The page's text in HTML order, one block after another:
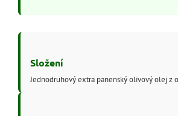
Složení
Jednodruhový extra panenský olivový olej z